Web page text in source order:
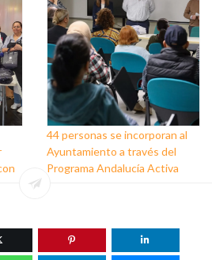
44 personas se incorporan al
Ayuntamiento a través del
Programa Andalucía Activa